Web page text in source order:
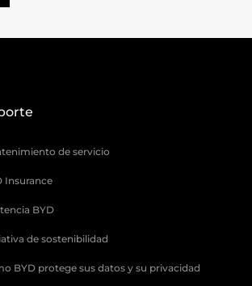
de servicio
Insurance
BYD
de sostenibilidad
BYD protege sus datos y su privacidad